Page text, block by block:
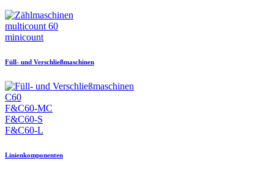
multicount 60
minicount
Füll- und Verschließmaschinen
C60
F&C60-MC
F&C60-S
F&C60-L
Linienkomponenten